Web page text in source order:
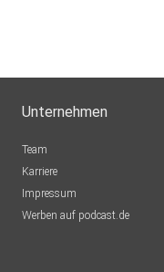
Unternehmen
Team
Karriere
Impressum
Werben auf podcast.de